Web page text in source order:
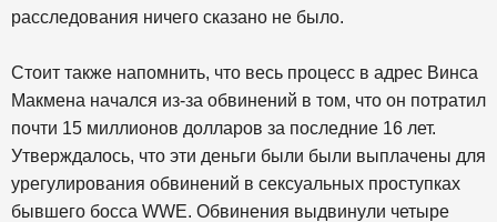
расследования ничего сказано не было.
Стоит также напомнить, что весь процесс в адрес Винса
Макмена начался из-за обвинений в том, что он потратил
почти 15 миллионов долларов за последние 16 лет.
Утверждалось, что эти деньги были были выплачены для
урегулирования обвинений в сексуальных проступках
бывшего босса WWE. Обвинения выдвинули четыре